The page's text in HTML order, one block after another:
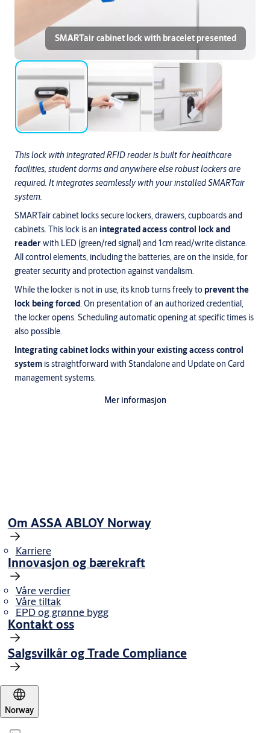
This lock with integrated RFID reader is built for healthcare
facilities, student dorms and anywhere else robust lockers are
required. It integrates seamlessly with your installed SMARTair
system.
SMARTair cabinet locks secure lockers, drawers, cupboards and
cabinets. This lock is an integrated access control lock and
readerwith LED (green/red signal) and 1cm read/write distance.
All control elements, including the batteries, are on the inside, for
greater security and protection against vandalism.
While the locker is not in use, its knob turns freely to prevent the
lock being forced. On presentation of an authorized credential,
the locker opens. Scheduling automatic opening at specific times is
also possible.
Integrating cabinet locks within your existing access control
system is straightforward with Standalone and Update on Card
management systems.
Mer informasjon
SMARTair cabinet lock with bracelet presented
Om ASSA ABLOY Norway
Karriere
Innovasjon og bærekraft
Våre verdier
Våre tiltak
EPD og grønne bygg
Kontakt oss
Salgsvilkår og Trade Compliance
Norway